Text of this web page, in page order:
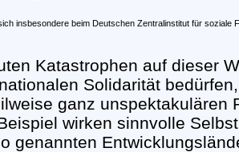
insbesondere beim Deutschen Zentralinstitut für soziale
Katastrophen auf dieser
Solidarität
ganz unspektakulären
wirken sinnvolle
genannten